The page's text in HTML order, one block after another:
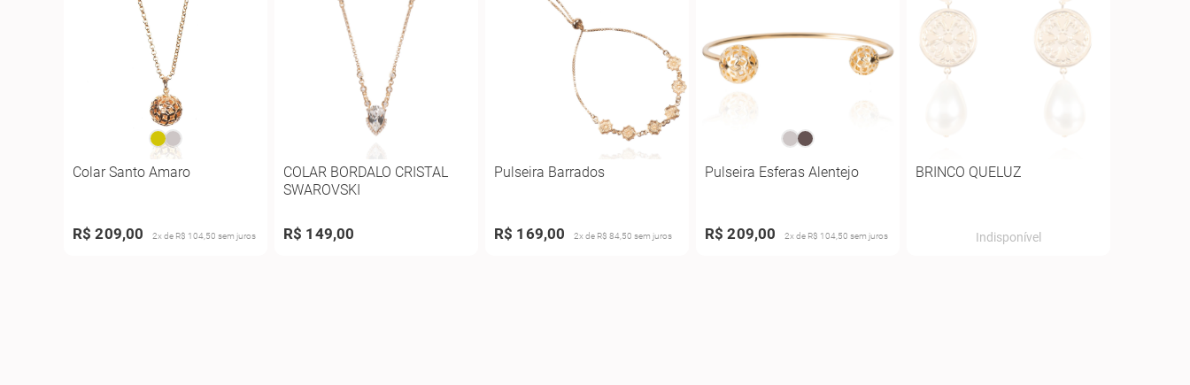
Colar Santo Amaro
R$ 209,00 2x de R$ 104,50 sem juros
COLAR BORDALO CRISTAL
SWAROVSKI
R$ 149,00
Pulseira Barrados
R$ 169,00 2x de R$ 84,50 sem juros
Pulseira Esferas Alentejo
R$ 209,00 2x de R$ 104,50 sem juros
BRINCO QUELUZ
Indisponível